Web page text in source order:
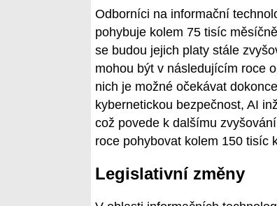
Odborníci na informační
pohybuje kolem 75 tisíc
se budou jejich platy stále
mohou být v následujícím roce
nich je možné očekávat
kybernetickou bezpečnost, AI
což povede k dalšímu
roce pohybovat kolem 150 tisíc
Legislativní změny